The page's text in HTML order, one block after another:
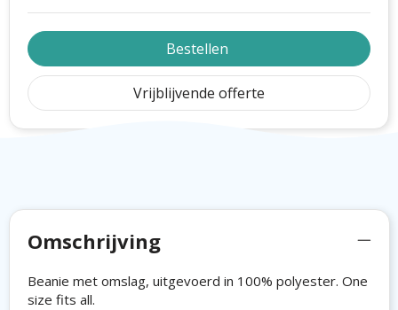
Bestellen
Vrijblijvende offerte
Omschrijving
Beanie met omslag, uitgevoerd in 100% polyester. One
size fits all.